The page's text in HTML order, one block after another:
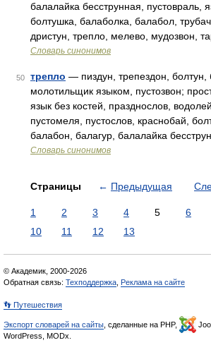
балалайка бесструнная, пустовраль,
болтушка, балаболка, балабол,
дристун, трепло, мелево, мудозвон,
Словарь синонимов
50 трепло — пиздун, трепездон, болтун,
молотильщик языком, пустозвон;
язык без костей, празднослов,
пустомеля, пустослов, краснобай,
балабон, балагур, балалайка
Словарь синонимов
Страницы ← Предыдущая
1 2 3 4 5 6
10
11 12 13
© Академик, 2000-2026
Обратная связь: Техподдержка Реклама на сайте
👣 Путешествия
Экспорт словарей на сайты , сделанные на PHP,
WordPress, MODx.